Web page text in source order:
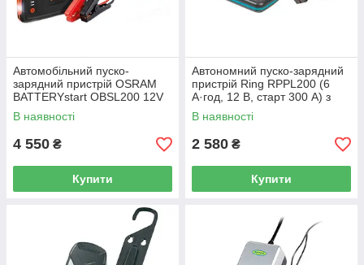
Автомобільний пуско-
зарядний пристрій OSRAM
BATTERYstart OBSL200 12V
150A
В наявності
4 550 ₴
Купити
Автономний пуско-зарядний
пристрій Ring RPPL200 (6
А·год, 12 В, старт 300 А) з
USB (5 В/2,1 А)
В наявності
2 580 ₴
Купити